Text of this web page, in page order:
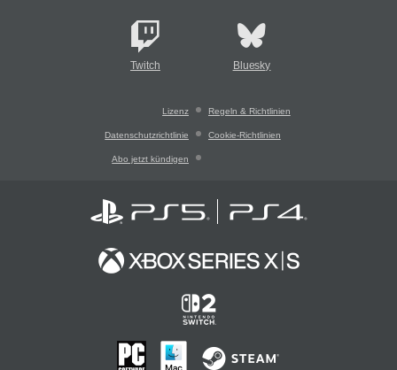
Twitch Bluesky
Lizenz Regeln & Richtlinien
Datenschutzrichtlinie Cookie-Richtlinien
Abo jetzt kündigen